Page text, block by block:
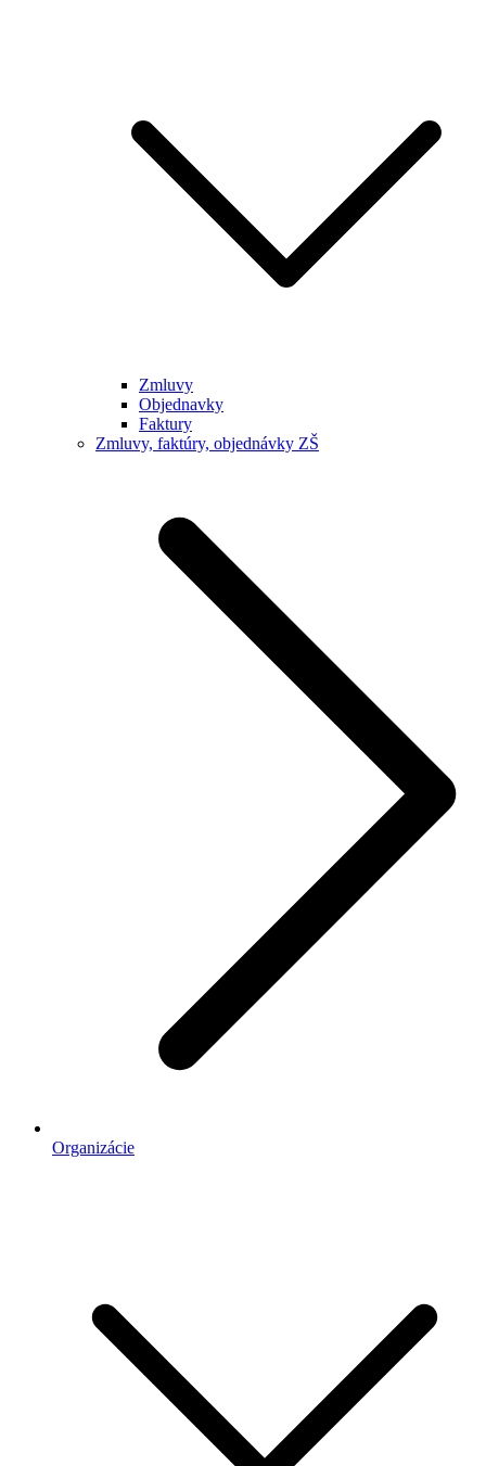
Zmluvy
Objednavky
Faktury
Zmluvy, faktúry, objednávky ZŠ
Organizácie